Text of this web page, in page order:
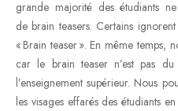
grande majorité des étudiants
de brain teasers. Certains
« Brain teaser ». En même temps,
car le brain teaser n’est pas
l’enseignement supérieur. Nous
les visages effarés des étudiants